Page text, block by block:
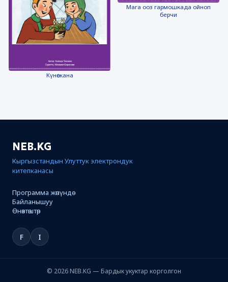
Күнөскана
Мага ооз гармошкада ойноп
берчи
NEB.KG
Кыргызстандын Улуттук электрондук
китепканасы
Программа жөнүндө
Байланышуу
Өнөктөштөр
F I
© 2026 NEB.KG — Бардык укуктар корголгон